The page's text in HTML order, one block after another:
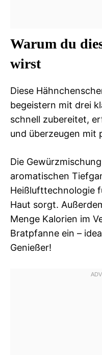
Warum du
wirst
Diese
begeistern mit drei
schnell zubereitet,
und überzeugen mit
Die
aromatischen
Heißlufttechnologie
Haut sorgt.
Menge Kalorien im
Bratpfanne ein –
Genießer!